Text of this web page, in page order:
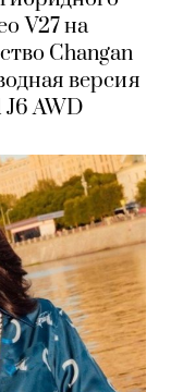
V27 на
Changan
версия
J6 AWD